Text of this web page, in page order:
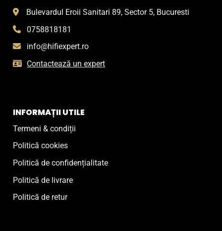
Bulevardul Eroii Sanitari 89, Sector 5, Bucuresti
0758818181
info@hifiexpert.ro
Contactează un expert
INFORMAȚII UTILE
Termeni & condiții
Politică cookies
Politică de confidențialitate
Politică de livrare
Politică de retur